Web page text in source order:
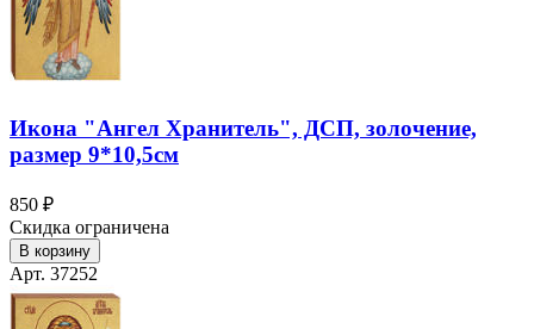
Икона "Ангел Хранитель", ДСП, золочение,
размер 9*10,5см
850 ₽
Скидка ограничена
В корзину
Арт. 37252